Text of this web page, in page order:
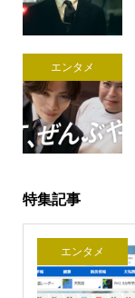
エンタメ
特集記事
エンタメ